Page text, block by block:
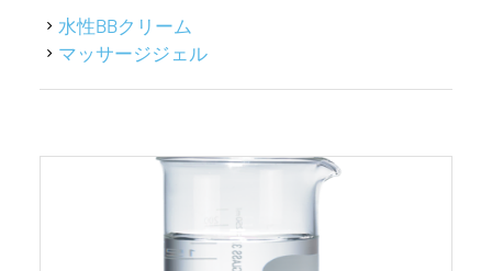
水性BBクリーム
マッサージジェル